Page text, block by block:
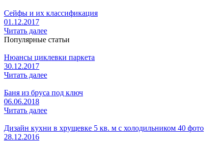
Сейфы и их классификация
01.12.2017
Читать далее
Популярные статьи
Нюансы циклевки паркета
30.12.2017
Читать далее
Баня из бруса под ключ
06.06.2018
Читать далее
Дизайн кухни в хрущевке 5 кв. м с холодильником 40 фото
28.12.2016